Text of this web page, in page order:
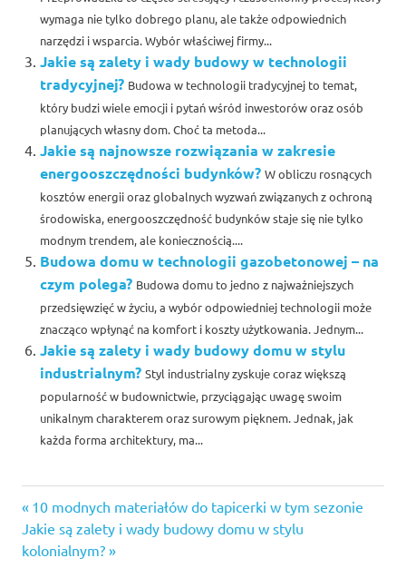
wymaga nie tylko dobrego planu, ale także odpowiednich
narzędzi i wsparcia. Wybór właściwej firmy...
Jakie są zalety i wady budowy w technologii
tradycyjnej? Budowa w technologii tradycyjnej to temat,
który budzi wiele emocji i pytań wśród inwestorów oraz osób
planujących własny dom. Choć ta metoda...
Jakie są najnowsze rozwiązania w zakresie
energooszczędności budynków? W obliczu rosnących
kosztów energii oraz globalnych wyzwań związanych z ochroną
środowiska, energooszczędność budynków staje się nie tylko
modnym trendem, ale koniecznością....
Budowa domu w technologii gazobetonowej – na
czym polega? Budowa domu to jedno z najważniejszych
przedsięwzięć w życiu, a wybór odpowiedniej technologii może
znacząco wpłynąć na komfort i koszty użytkowania. Jednym...
Jakie są zalety i wady budowy domu w stylu
industrialnym? Styl industrialny zyskuje coraz większą
popularność w budownictwie, przyciągając uwagę swoim
unikalnym charakterem oraz surowym pięknem. Jednak, jak
każda forma architektury, ma...
Nawigacja
wpisu
Previous
Post:
10 modnych materiałów do tapicerki w tym sezonie
Next
Post:
Jakie są zalety i wady budowy domu w stylu
kolonialnym?